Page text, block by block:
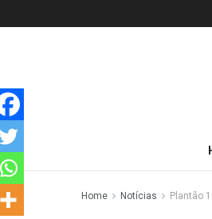
Home Notícias Plantão